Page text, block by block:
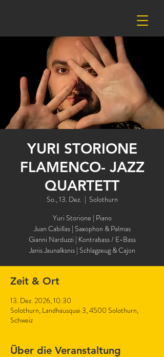
YURI STORIONE
FLAMENCO- JAZZ
QUARTETT
So., 13. Dez.
  |
Solothurn
Yuri Storione | Piano
Juan Cabillas | Saxophon & Palmas
Gianni Narduzzi | Kontrabass / E-Bass
Janis Jaunalksnis | Schlagzeug & Cajon
Zeit & Ort
13. Dez. 2026, 10:30
Solothurn, Landhausquai 3, 4500 Solothurn,
Schweiz
Über die Veranstaltung